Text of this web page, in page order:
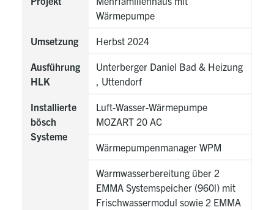
Wärmepumpe
Umsetzung Herbst 2024
Ausführung
HLK
Unterberger Daniel Bad & Heizung
, Uttendorf
Installierte
bösch
Systeme
Luft-Wasser-Wärmepumpe
MOZART 20 AC
Wärmepumpenmanager WPM
Warmwasserbereitung über 2
EMMA Systemspeicher (960l) mit
Frischwassermodul sowie 2 EMMA